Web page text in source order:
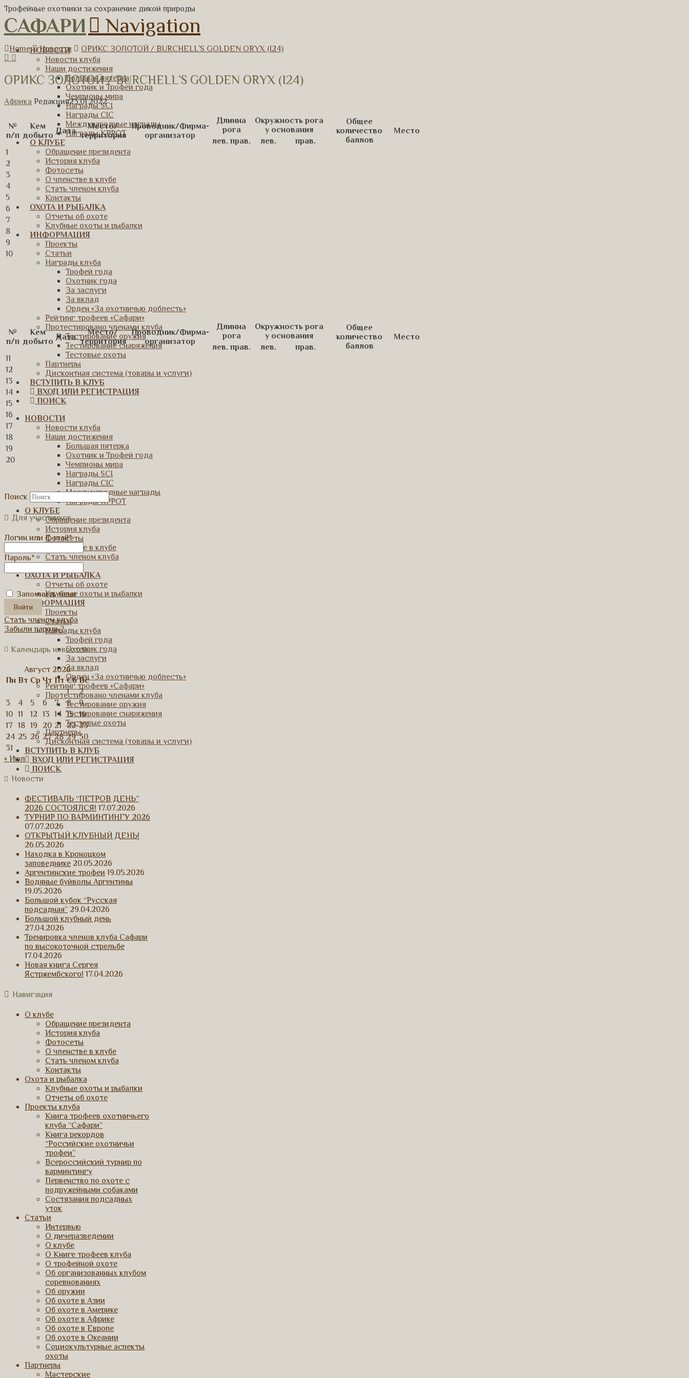
Трофейные охотники за сохранение дикой природы
САФАРИ Navigation
НОВОСТИ
Новости клуба
Наши достижения
Большая пятерка
Охотник и Трофей года
Чемпионы мира
Награды SCI
Награды CIC
Международные награды
Награды КРРОТ
О КЛУБЕ
Обращение президента
История клуба
Фотосеты
О членстве в клубе
Стать членом клуба
Контакты
ОХОТА И РЫБАЛКА
Отчеты об охоте
Клубные охоты и рыбалки
ИНФОРМАЦИЯ
Проекты
Статьи
Награды клуба
Трофей года
Охотник года
За заслуги
За вклад
Орден «За охотничью доблесть»
Рейтинг трофеев «Сафари»
Протестировано членами клуба
Тестирование оружия
Тестирование снаряжения
Тестовые охоты
Партнеры
Дисконтная система (товары и услуги)
ВСТУПИТЬ В КЛУБ
ВХОД ИЛИ РЕГИСТРАЦИЯ
ПОИСК
НОВОСТИ
Новости клуба
Наши достижения
Большая пятерка
Охотник и Трофей года
Чемпионы мира
Награды SCI
Награды CIC
Международные награды
Награды КРРОТ
О КЛУБЕ
Обращение президента
История клуба
Фотосеты
О членстве в клубе
Стать членом клуба
Контакты
ОХОТА И РЫБАЛКА
Отчеты об охоте
Клубные охоты и рыбалки
ИНФОРМАЦИЯ
Проекты
Статьи
Награды клуба
Трофей года
Охотник года
За заслуги
За вклад
Орден «За охотничью доблесть»
Рейтинг трофеев «Сафари»
Протестировано членами клуба
Тестирование оружия
Тестирование снаряжения
Тестовые охоты
Партнеры
Дисконтная система (товары и услуги)
ВСТУПИТЬ В КЛУБ
ВХОД ИЛИ РЕГИСТРАЦИЯ
ПОИСК
Home Новости ОРИКС ЗОЛОТОЙ / BURCHELL`S GOLDEN ORYX (I24)
ОРИКС ЗОЛОТОЙ / BURCHELL`S GOLDEN ORYX (I24)
Африка Редакция23.01.2022
№
п/п
Кем
добыто Дата
Место/
территория
Проводник/Фирма-
организатор
Длинна
рога
Окружность рога
у основания
Общее
количество
баллов
Место
лев. прав. лев.
прав.
1
2
3
4
5
6
7
8
9
10
№
п/п
Кем
добыто Дата
Место/
территория
Проводник/Фирма-
организатор
Длинна
рога
Окружность рога
у основания
Общее
количество
баллов
Место
лев. прав. лев.
прав.
11
12
13
14
15
16
17
18
19
20
Поиск
Для участников
Логин или E-mail*
Пароль*
Запомнить меня
Стать членом клуба
Забыли пароль?
Календарь новостей
Август 2026
Пн Вт Ср Чт Пт Сб Вс
1
2
3
4 5 6 7 8
9
10 11 12 13 14 15
16
17
18 19 20 21 22 23
24 25 26 27 28 29 30
31
« Июл
Новости
ФЕСТИВАЛЬ “ПЕТРОВ ДЕНЬ”
2026 СОСТОЯЛСЯ! 17.07.2026
ТУРНИР ПО ВАРМИНТИНГУ 2026
07.07.2026
ОТКРЫТЫЙ КЛУБНЫЙ ДЕНЬ!
26.05.2026
Находка в Кроноцком
заповеднике 20.05.2026
Аргентинские трофеи 19.05.2026
Водяные буйволы Аргентины
19.05.2026
Большой кубок “Русская
подсадная” 29.04.2026
Большой клубный день
27.04.2026
Тренировка членов клуба Сафари
по высокоточной стрельбе
17.04.2026
Новая книга Сергея
Ястржембского! 17.04.2026
Навигация
О клубе
Обращение президента
История клуба
Фотосеты
О членстве в клубе
Стать членом клуба
Контакты
Охота и рыбалка
Клубные охоты и рыбалки
Отчеты об охоте
Проекты клуба
Книга трофеев охотничьего
клуба “Сафари”
Книга рекордов
“Российские охотничьи
трофеи”
Всероссийский турнир по
варминтингу
Первенство по охоте с
подружейными собаками
Состязания подсадных
уток
Статьи
Интервью
О дичеразведении
О клубе
О Книге трофеев клуба
О трофейной охоте
Об организованных клубом
соревнованиях
Об оружии
Об охоте в Азии
Об охоте в Америке
Об охоте в Африке
Об охоте в Европе
Об охоте в Океании
Социокультурные аспекты
охоты
Партнеры
Мастерские